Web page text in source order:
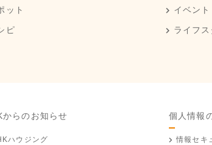
ット イベント
ピ ライフ
からのお知らせ
ハウジング
個人情報
情報セキ